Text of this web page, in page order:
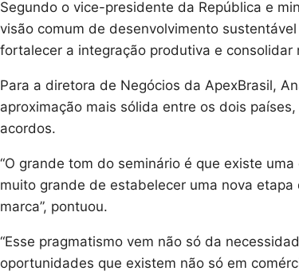
Segundo o vice-presidente da República e
visão comum de desenvolvimento
fortalecer a integração produtiva e consolidar
Para a diretora de Negócios da ApexBrasil,
aproximação mais sólida entre os dois
acordos.
“O grande tom do seminário é que existe
muito grande de estabelecer uma nova
marca”, pontuou.
“Esse pragmatismo vem não só da
oportunidades que existem não só em